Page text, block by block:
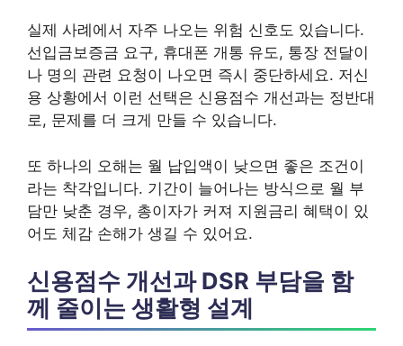
실제 사례에서 자주 나오는 위험 신호도 있습니다.
선입금보증금 요구, 휴대폰 개통 유도, 통장 전달이
나 명의 관련 요청이 나오면 즉시 중단하세요. 저신
용 상황에서 이런 선택은 신용점수 개선과는 정반대
로, 문제를 더 크게 만들 수 있습니다.
또 하나의 오해는 월 납입액이 낮으면 좋은 조건이
라는 착각입니다. 기간이 늘어나는 방식으로 월 부
담만 낮춘 경우, 총이자가 커져 지원금리 혜택이 있
어도 체감 손해가 생길 수 있어요.
신용점수 개선과 DSR 부담을 함
께 줄이는 생활형 설계